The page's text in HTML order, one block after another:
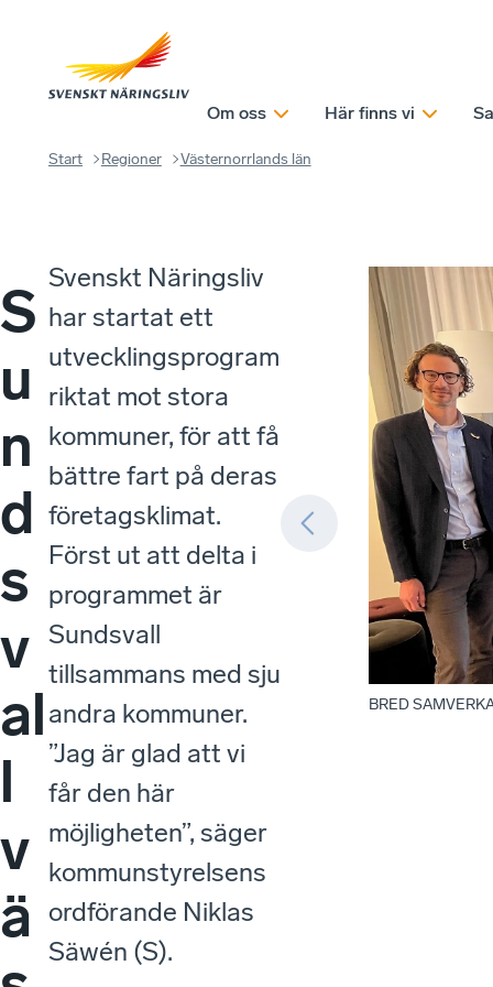
Om oss Här finns vi
Start Regioner Västernorrlands län
S
u
n
d
s
v
al
l
v
ä
Svenskt Näringsliv
har startat ett
utvecklingsprogram
riktat mot stora
kommuner, för att få
bättre fart på deras
företagsklimat.
Först ut att delta i
programmet är
Sundsvall
tillsammans med sju
andra kommuner.
”Jag är glad att vi
får den här
möjligheten”, säger
kommunstyrelsens
ordförande Niklas
Säwén (S).
BRED